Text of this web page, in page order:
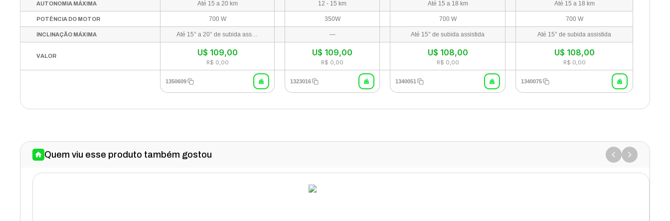
AUTONOMIA MÁXIMA Até 15 a 20 km 12 - 15 km Até 15 a 18 km Até 15 a 18 km
POTÊNCIA DO MOTOR 700 W 350W 700 W 700 W
INCLINAÇÃO MÁXIMA Até 15° a 20° de subida assistida com segurança — Até 15° de subida assistida Até 15° de subida assistida
VALOR U$ 109,00
R$ 0,00
U$ 109,00
R$ 0,00
U$ 108,00
R$ 0,00
U$ 108,00
R$ 0,00
1350609 1323016 1340051 1340075
Quem viu esse produto também gostou